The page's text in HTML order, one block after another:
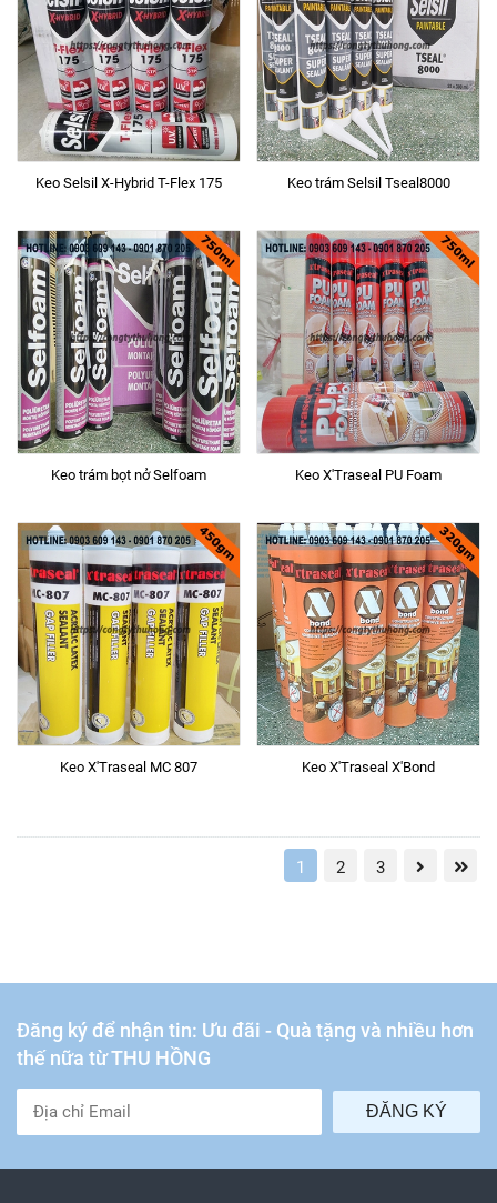
Keo Selsil X-Hybrid T-Flex 175 Keo trám Selsil Tseal8000
Keo trám bọt nở Selfoam Keo X'Traseal PU Foam
Keo X'Traseal MC 807 Keo X'Traseal X'Bond
1 2 3
Đăng ký để nhận tin: Ưu đãi - Quà tặng và nhiều hơn
thế nữa từ THU HỒNG
ĐĂNG KÝ